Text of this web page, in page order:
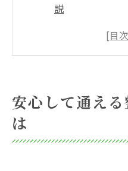
説
整体の費用の決
整体センター利用前
安心して通え
は